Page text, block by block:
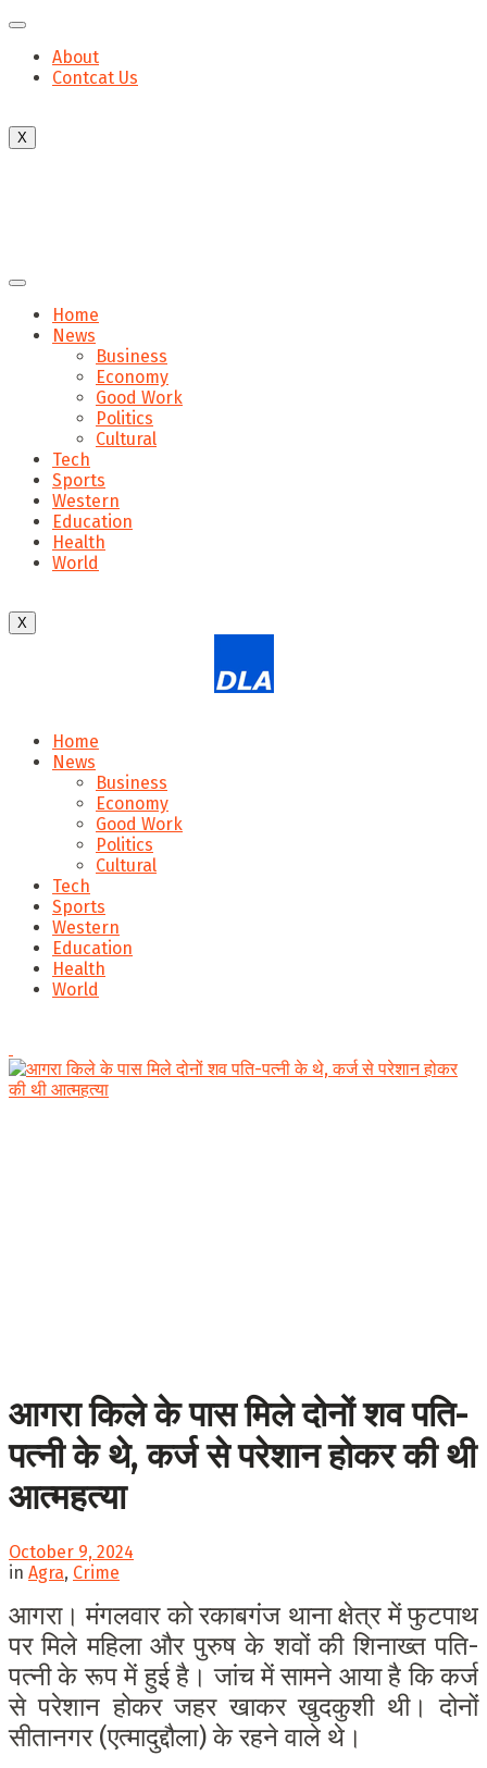
About
Contcat Us
X
Home
News
Business
Economy
Good Work
Politics
Cultural
Tech
Sports
Western
Education
Health
World
X
Home
News
Business
Economy
Good Work
Politics
Cultural
Tech
Sports
Western
Education
Health
World
आगरा किले के पास मिले दोनों शव पति-
पत्नी के थे, कर्ज से परेशान होकर की थी
आत्महत्या
October 9, 2024
in Agra, Crime
आगरा। मंगलवार को रकाबगंज थाना क्षेत्र में फुटपाथ
पर मिले महिला और पुरुष के शवों की शिनाख्त पति-
पत्नी के रूप में हुई है। जांच में सामने आया है कि कर्ज
से परेशान होकर जहर खाकर खुदकुशी थी। दोनों
सीतानगर (एत्मादुद्दौला) के रहने वाले थे।